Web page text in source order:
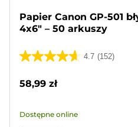
Papier Canon GP-501
4x6" – 50 arkuszy
4.7 (152)
4.7
5
152
58,99 zł
Dostępne online